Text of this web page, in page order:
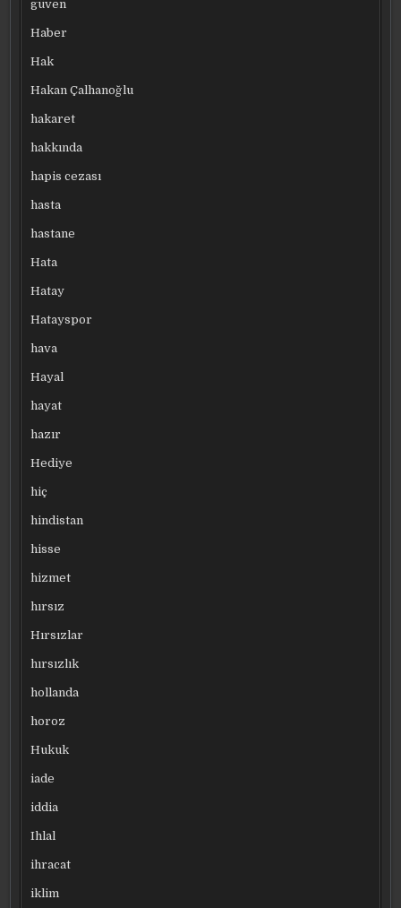
güven
Haber
Hak
Hakan Çalhanoğlu
hakaret
hakkında
hapis cezası
hasta
hastane
Hata
Hatay
Hatayspor
hava
Hayal
hayat
hazır
Hediye
hiç
hindistan
hisse
hizmet
hırsız
Hırsızlar
hırsızlık
hollanda
horoz
Hukuk
iade
iddia
Ihlal
ihracat
iklim